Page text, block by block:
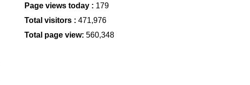
Page views today : 179
Total visitors : 471,976
Total page view: 560,348